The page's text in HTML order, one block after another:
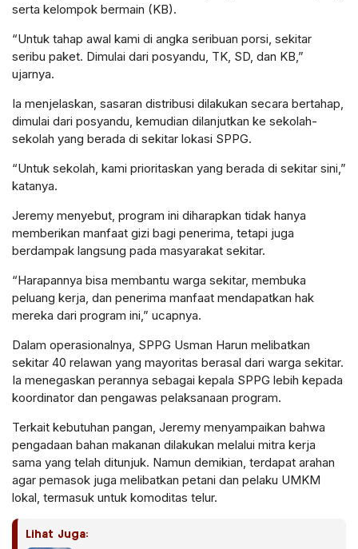
serta kelompok bermain (KB).
“Untuk tahap awal kami di angka seribuan porsi, sekitar
seribu paket. Dimulai dari posyandu, TK, SD, dan KB,”
ujarnya.
Ia menjelaskan, sasaran distribusi dilakukan secara bertahap,
dimulai dari posyandu, kemudian dilanjutkan ke sekolah-
sekolah yang berada di sekitar lokasi SPPG.
“Untuk sekolah, kami prioritaskan yang berada di sekitar sini,”
katanya.
Jeremy menyebut, program ini diharapkan tidak hanya
memberikan manfaat gizi bagi penerima, tetapi juga
berdampak langsung pada masyarakat sekitar.
“Harapannya bisa membantu warga sekitar, membuka
peluang kerja, dan penerima manfaat mendapatkan hak
mereka dari program ini,” ucapnya.
Dalam operasionalnya, SPPG Usman Harun melibatkan
sekitar 40 relawan yang mayoritas berasal dari warga sekitar.
Ia menegaskan perannya sebagai kepala SPPG lebih kepada
koordinator dan pengawas pelaksanaan program.
Terkait kebutuhan pangan, Jeremy menyampaikan bahwa
pengadaan bahan makanan dilakukan melalui mitra kerja
sama yang telah ditunjuk. Namun demikian, terdapat arahan
agar pemasok juga melibatkan petani dan pelaku UMKM
lokal, termasuk untuk komoditas telur.
Lihat Juga: